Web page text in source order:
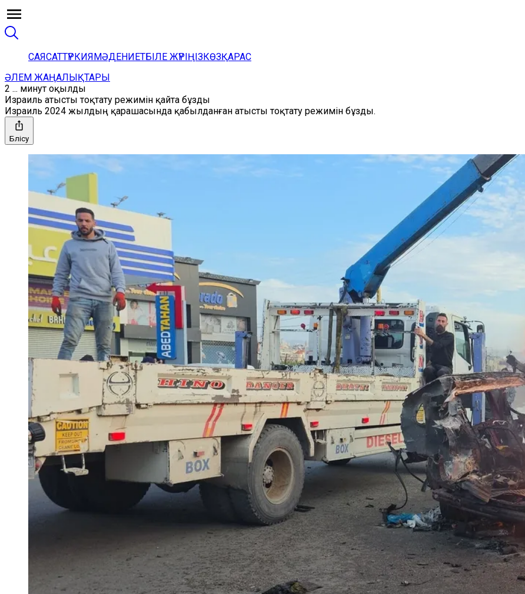
САЯСАТТҮРКИЯМӘДЕНИЕТБІЛЕ ЖҮРІҢІЗКӨЗҚАРАС
ӘЛЕМ ЖАҢАЛЫҚТАРЫ
2 ... минут оқылды
Израиль атысты тоқтату режимін қайта бұзды
Израиль 2024 жылдың қарашасында қабылданған атысты тоқтату режимін бұзды.
Бөлісу